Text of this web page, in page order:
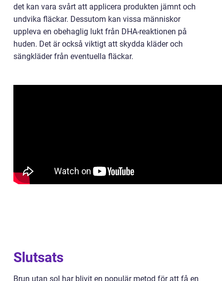
det kan vara svårt att applicera produkten jämnt och
undvika fläckar. Dessutom kan vissa människor
uppleva en obehaglig lukt från DHA-reaktionen på
huden. Det är också viktigt att skydda kläder och
sängkläder från eventuella fläckar.
Slutsats
Brun utan sol har blivit en populär metod för att få en